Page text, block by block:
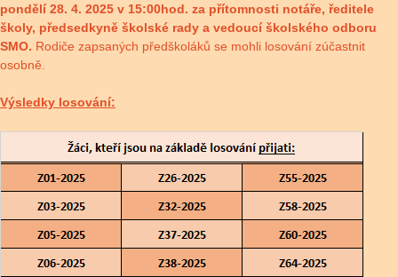
pondělí 28. 4. 2025 v 15:00hod. za přítomnosti notáře, ředitele
školy, předsedkyně školské rady a vedoucí školského odboru
SMO. Rodiče zapsaných předškoláků se mohli losování zúčastnit
osobně.
Výsledky losování: